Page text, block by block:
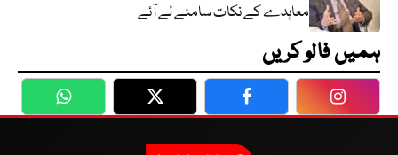
معاہدے کے نکات سامنے لے آئے
ہمیں فالو کریں
WhatsApp Twitter Facebook